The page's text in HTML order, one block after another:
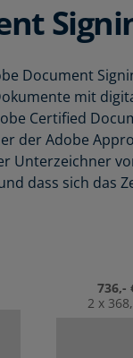
Document
mit
Certified
der Adobe
Unterzeichner
dass sich das
736,-
2 x